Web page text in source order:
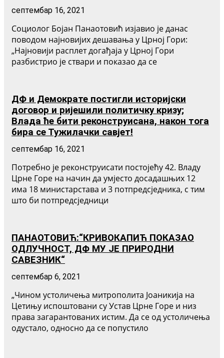
септембар 16, 2021
Социолог Бојан Панаотовић изјавио је данас
поводом најновијих дешавања у Црној Гори:
„Најновији расплет догађаја у Црној Гори
разбистрио је ствари и показао да се
ДФ и Демократе постигли историјски
договор и ријешили политичку кризу;
Влада ће бити реконструисана, након тога
бира се Тужилачки савјет!
септембар 16, 2021
Потребно је реконструисати постојећу 42. Владу
Црне Горе на начин да умјесто досадашњих 12
има 18 министарстава и 3 потпредсједника, с тим
што би потпредсједници
ПАНАОТОВИЋ:“КРИВОКАПИЋ ПОКАЗАО
ОДЛУЧНОСТ, ДФ МУ ЈЕ ПРИРОДНИ
САВЕЗНИК“
септембар 6, 2021
„Чином устоличења митрополита Јоаникија на
Цетињу испоштовани су Устав Црне Горе и низ
права загарантованих истим. Да се од устоличења
одустало, односно да се попустило